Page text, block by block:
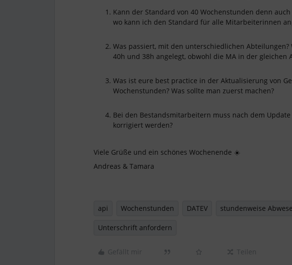
Kann der Standard von 40 Wochenstunden denn
wo kann ich den Standard für alle Mitarbeiterinnen
Was passiert, mit den unterschiedlichen
40h und 38h angelegt, obwohl die MA in der gleichen
Was ist eure best practice in der Aktualisierung von
Wochenstunden? Was sollte man zuerst machen?
Bei den Bestandsmitarbeitern muss nach dem
korrigiert werden?
Viele Grüße und ein schönes Wochenende ☀️
Andreas & Tamara
api Wochenstunden DATEV stundenweise
Unterschrift anfordern
Gefällt mir Teilen